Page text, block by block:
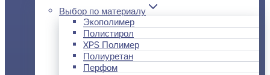
Выбор по материалу
Экополимер
Полистирол
XPS Полимер
Полиуретан
Перфом